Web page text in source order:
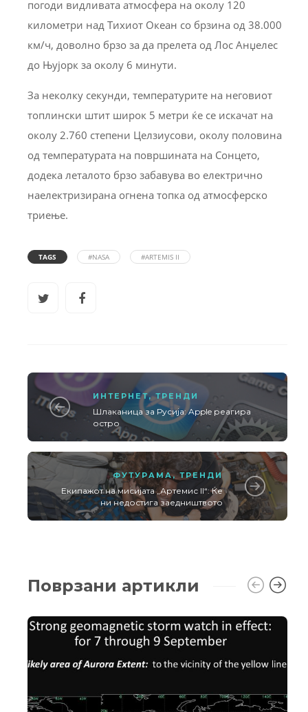
погоди видливата атмосфера на околу 120
километри над Тихиот Океан со брзина од 38.000
км/ч, доволно брзо за да прелета од Лос Анџелес
до Њујорк за околу 6 минути.
За неколку секунди, температурите на неговиот
топлински штит широк 5 метри ќе се искачат на
околу 2.760 степени Целзиусови, околу половина
од температурата на површината на Сонцето,
додека леталото брзо забавува во електрично
наелектризирана огнена топка од атмосферско
триење.
TAGS #NASA #ARTEMIS II
ИНТЕРНЕТ,ТРЕНДИ
Шлаканица за Русија: Apple реагира
остро
ФУТУРАМА,ТРЕНДИ
Екипажот на мисијата „Артемис II“: Ќе
ни недостига заедништвото
Поврзани артикли